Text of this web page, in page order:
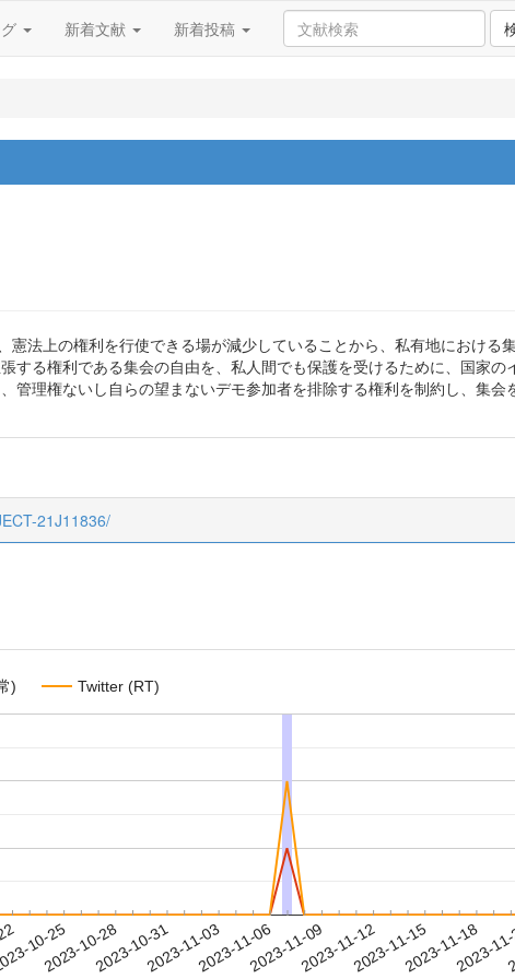
新着文献 新着投稿
法上の権利を行使できる場が減少していることから、私有地における
する権利である集会の自由を、私人間でも保護を受けるために、国家
管理権ないし自らの望まないデモ参加者を排除する権利を制約し、集
21J11836/
) Twitter (RT)
10-25
2023-10-282023-10-312023-11-032023-11-062023-11-092023-11-122023-11-152023-11-18
2023-